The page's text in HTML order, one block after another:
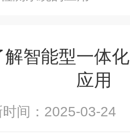
解智能型一体
应用
时间：2025-03-